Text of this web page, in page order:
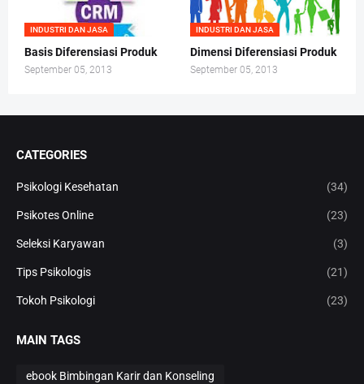
INDUSTRI DAN JASA
Basis Diferensiasi Produk
September 05, 2013
INDUSTRI DAN JASA
Dimensi Diferensiasi Produk
September 05, 2013
CATEGORIES
Psikologi Kesehatan (34)
Psikotes Online (23)
Seleksi Karyawan (3)
Tips Psikologis (21)
Tokoh Psikologi (23)
MAIN TAGS
ebook Bimbingan Karir dan Konseling